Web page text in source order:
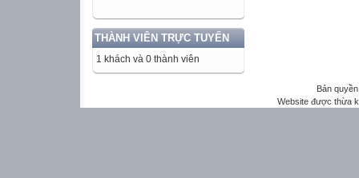
THÀNH VIÊN TRỰC TUYẾN
1 khách và 0 thành viên
Bản
Website được thừa